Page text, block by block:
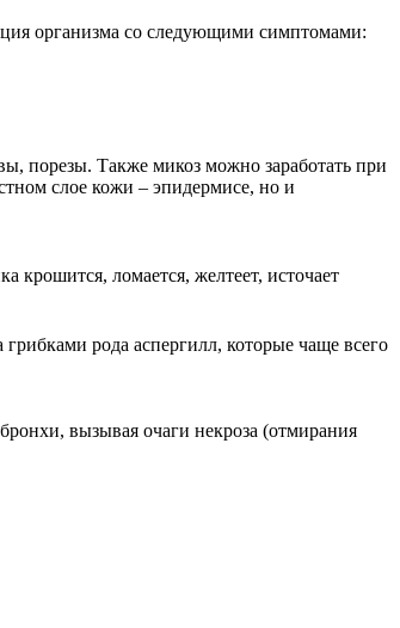
организма со следующими симптомами:
порезы. Также микоз можно заработать при
слое кожи – эпидермисе, но и
крошится, ломается, желтеет, источает
рода аспергилл, которые чаще всего
вызывая очаги некроза (отмирания